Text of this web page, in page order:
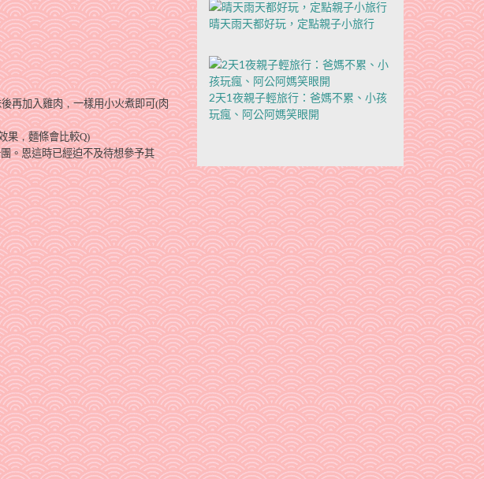
再加入雞肉，一樣用小火煮即可(肉
果，麵條會比較Q)
。恩這時已經迫不及待想參予其
晴天雨天都好玩，定點親子小旅行
2天1夜親子輕旅行：爸媽不累、小孩
玩瘋、阿公阿媽笑眼開